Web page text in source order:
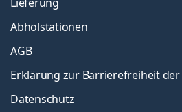
Abholstationen
AGB
Erklärung zur Barrierefreiheit der
Datenschutz